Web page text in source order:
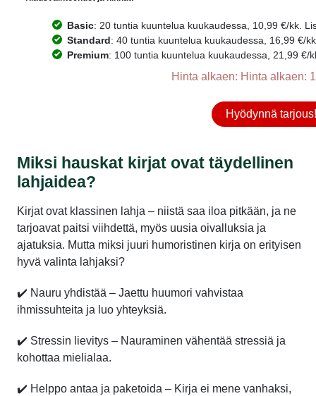
Basic: 20 tuntia kuuntelua kuukaudessa, 10,99 €/kk.
Standard: 40 tuntia kuuntelua kuukaudessa, 16,99 €/
Premium: 100 tuntia kuuntelua kuukaudessa, 21,99 €/
Hinta alkaen: Hinta alkaen:
Hyödynnä tarjous!
Miksi hauskat kirjat ovat täydellinen
lahjaidea?
Kirjat ovat klassinen lahja – niistä saa iloa pitkään, ja ne
tarjoavat paitsi viihdettä, myös uusia oivalluksia ja
ajatuksia. Mutta miksi juuri humoristinen kirja on erityisen
hyvä valinta lahjaksi?
✔️ Nauru yhdistää – Jaettu huumori vahvistaa
ihmissuhteita ja luo yhteyksiä.
✔️ Stressin lievitys – Nauraminen vähentää stressiä ja
kohottaa mielialaa.
✔️ Helppo antaa ja paketoida – Kirja ei mene vanhaksi,